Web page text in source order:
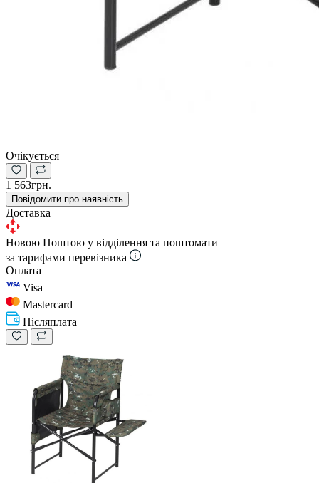
Очікується
1 563грн.
Повідомити про наявність
Доставка
Новою Поштою у відділення та поштомати
за тарифами перевізника
Оплата
Visa
Mastercard
Післяплата